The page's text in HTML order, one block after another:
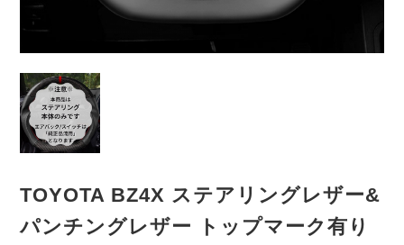
TOYOTA BZ4X ステアリングレザー&
パンチングレザー トップマーク有り